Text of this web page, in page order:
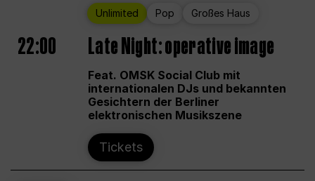
Unlimited Pop Großes Haus
22:00 Late Night: operative image
Feat. OMSK Social Club mit
internationalen DJs und bekannten
Gesichtern der Berliner
elektronischen Musikszene
Tickets